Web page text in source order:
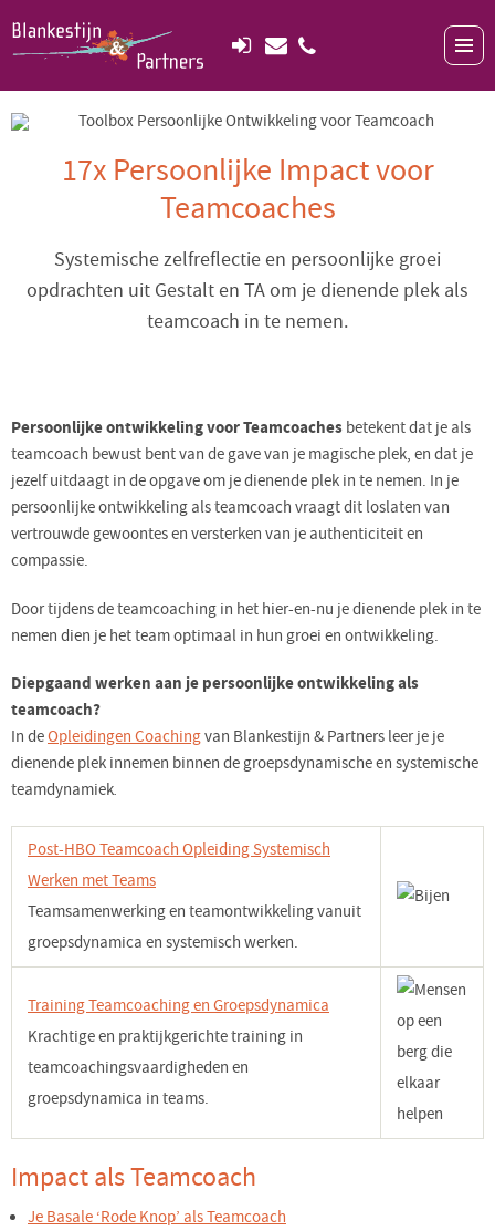
17x Persoonlijke Impact voor
Teamcoaches
Systemische zelfreflectie en persoonlijke groei
opdrachten uit Gestalt en TA om je dienende plek als
teamcoach in te nemen.
Persoonlijke ontwikkeling voor Teamcoaches betekent dat je als
teamcoach bewust bent van de gave van je magische plek, en dat je
jezelf uitdaagt in de opgave om je dienende plek in te nemen. In je
persoonlijke ontwikkeling als teamcoach vraagt dit loslaten van
vertrouwde gewoontes en versterken van je authenticiteit en
compassie.
Door tijdens de teamcoaching in het hier-en-nu je dienende plek in te
nemen dien je het team optimaal in hun groei en ontwikkeling.
Diepgaand werken aan je persoonlijke ontwikkeling als
teamcoach?
In deOpleidingen Coachingvan Blankestijn & Partners leer je je
dienende plek innemen binnen de groepsdynamische en systemische
teamdynamiek.
Post-HBO Teamcoach Opleiding Systemisch
Werken met Teams
Teamsamenwerking en teamontwikkeling vanuit
groepsdynamica en systemisch werken.
Training Teamcoaching en Groepsdynamica
Krachtige en praktijkgerichte training in
teamcoachingsvaardigheden en
groepsdynamica in teams.
Impact als Teamcoach
Je Basale ‘Rode Knop’ als Teamcoach